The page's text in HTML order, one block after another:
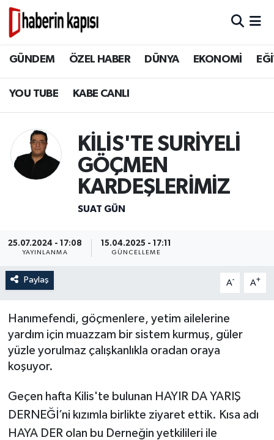
GÜNDEM ÖZEL HABER DÜNYA EKONOMİ
YOU TUBE KABE CANLI
KİLİS'TE SURİYELİ
GÖÇMEN
KARDEŞLERİMİZ
SUAT GÜN
25.07.2024 - 17:08
YAYINLANMA
15.04.2025 - 17:11
GÜNCELLEME
Paylaş A- A+
Hanımefendi, göçmenlere, yetim ailelerine
yardım için muazzam bir sistem kurmuş, güler
yüzle yorulmaz çalışkanlıkla oradan oraya
koşuyor.
Geçen hafta Kilis'te bulunan HAYIR DA YARIŞ
DERNEĞİ’ni kızımla birlikte ziyaret ettik. Kısa adı
HAYA DER olan bu Derneğin yetkilileri ile
DÜNYA
EKONOMİ
GÜNDEM
SAĞLIK
SPOR
TARİH
TASAVVUF
ÖZEL HABER
EKONOMİ
EĞİTİM
Trafik Durumu
Tüm Manşetler
Son Dakika Haberleri